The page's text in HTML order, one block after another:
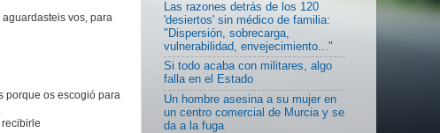
vos, para
porque os escogió para
Las razones detrás de los 120
'desiertos' sin médico de familia:
"Dispersión, sobrecarga,
vulnerabilidad, envejecimiento..."
Si todo acaba con militares, algo
falla en el Estado
Un hombre asesina a su mujer en
un centro comercial de Murcia y se
da a la fuga